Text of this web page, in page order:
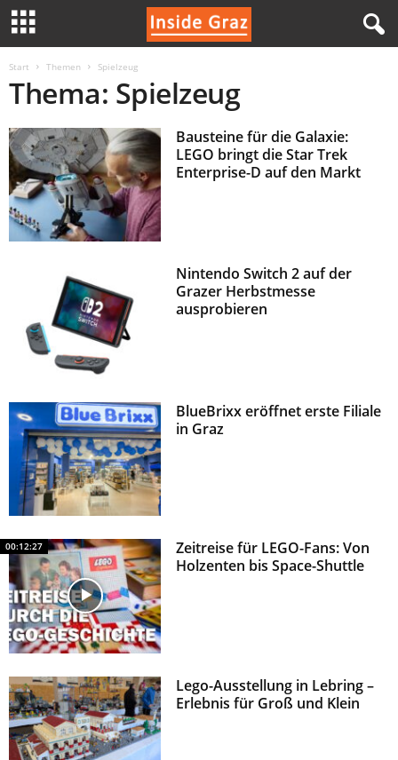
Start Themen Spielzeug
Thema: Spielzeug
Bausteine für die Galaxie:
LEGO bringt die Star Trek
Enterprise-D auf den Markt
Nintendo Switch 2 auf der
Grazer Herbstmesse
ausprobieren
BlueBrixx eröffnet erste Filiale
in Graz
00:12:27
Zeitreise für LEGO-Fans: Von
Holzenten bis Space-Shuttle
Lego-Ausstellung in Lebring –
Erlebnis für Groß und Klein